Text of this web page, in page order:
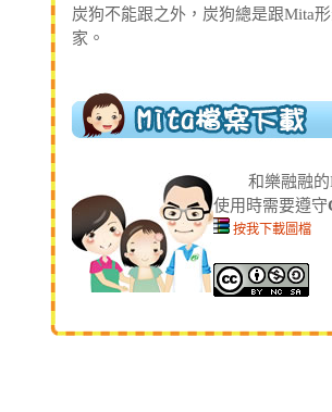
炭狗不能跟之外，炭狗總是跟Mita
家。
和樂融融的
使用時需要遵守
按我下載圖檔